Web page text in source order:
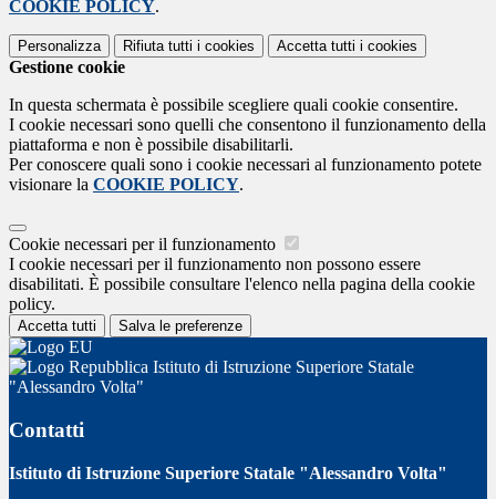
COOKIE POLICY.
Personalizza Rifiuta tutti i cookies Accetta tutti i cookies
Gestione cookie
In questa schermata è possibile scegliere quali cookie consentire.
I cookie necessari sono quelli che consentono il funzionamento della
piattaforma e non è possibile disabilitarli.
Per conoscere quali sono i cookie necessari al funzionamento potete
visionare la COOKIE POLICY.
Cookie necessari per il funzionamento
I cookie necessari per il funzionamento non possono essere
disabilitati. È possibile consultare l'elenco nella pagina della cookie
policy.
Accetta tutti Salva le preferenze
Istituto di Istruzione Superiore Statale
"Alessandro Volta"
Contatti
Istituto di Istruzione Superiore Statale "Alessandro Volta"